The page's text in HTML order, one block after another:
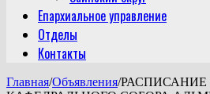
Епархиальное управление
Отделы
Контакты
Главная/Объявления/РАСПИСАНИЕ